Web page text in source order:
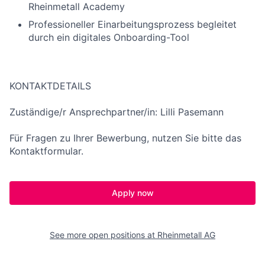
Rheinmetall Academy
Professioneller Einarbeitungsprozess begleitet
durch ein digitales Onboarding-Tool
KONTAKTDETAILS
Zuständige/r Ansprechpartner/in: Lilli Pasemann
Für Fragen zu Ihrer Bewerbung, nutzen Sie bitte das
Kontaktformular.
Apply now
See more open positions at Rheinmetall AG